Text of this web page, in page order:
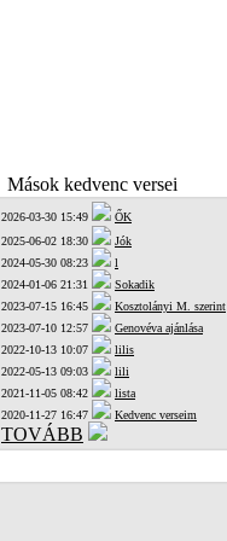
Mások kedvenc versei
2026-03-30 15:49
ŐK
2025-06-02 18:30
Jók
2024-05-30 08:23
l
2024-01-06 21:31
Sokadik
2023-07-15 16:45
Kosztolányi M. szerint
2023-07-10 12:57
Genovéva ajánlása
2022-10-13 10:07
lilis
2022-05-13 09:03
lili
2021-11-05 08:42
lista
2020-11-27 16:47
Kedvenc verseim
TOVÁBB